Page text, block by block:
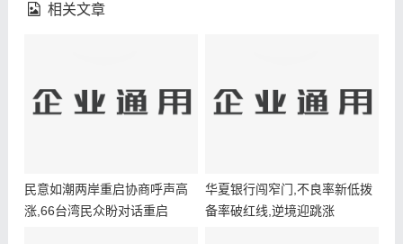
相关文章
民意如潮两岸重启协商呼声高
涨,66台湾民众盼对话重启
华夏银行闯窄门,不良率新低拨
备率破红线,逆境迎跳涨